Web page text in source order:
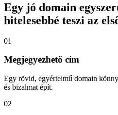
Egy jó domain
hitelesebbé teszi az
01
Megjegyezhető cím
Egy rövid, egyértelmű domain
és bizalmat épít.
02